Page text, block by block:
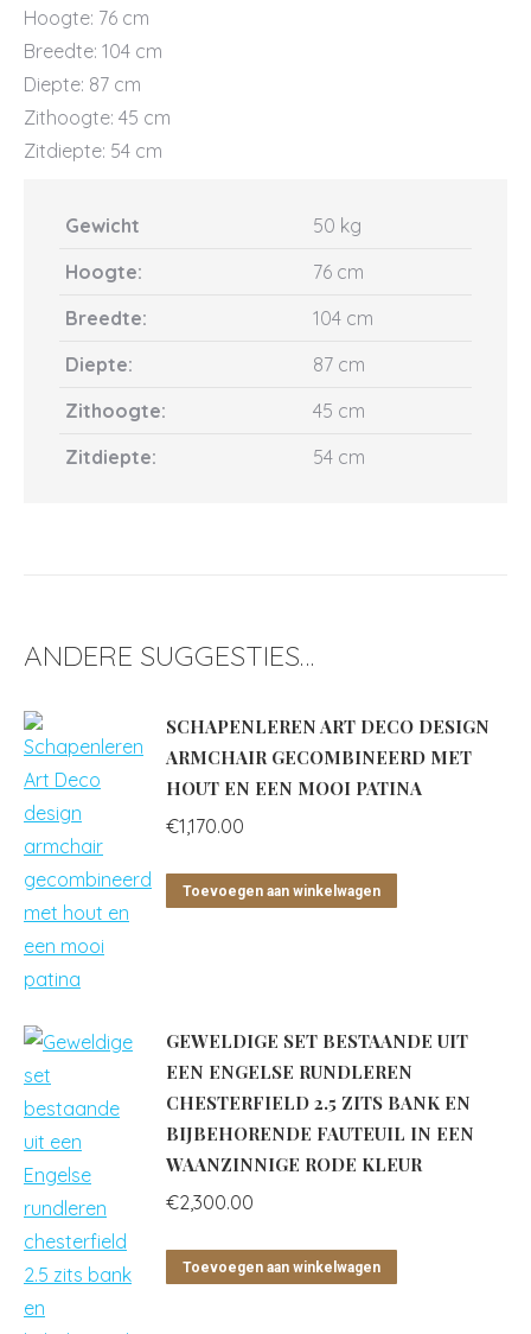
Hoogte: 76 cm
Breedte: 104 cm
Diepte: 87 cm
Zithoogte: 45 cm
Zitdiepte: 54 cm
Gewicht
50 kg
Hoogte:
76 cm
Breedte:
104 cm
Diepte:
87 cm
Zithoogte:
45 cm
Zitdiepte:
54 cm
ANDERE SUGGESTIES…
SCHAPENLEREN ART DECO DESIGN
ARMCHAIR GECOMBINEERD MET
HOUT EN EEN MOOI PATINA
€1,170.00
Toevoegen aan winkelwagen
GEWELDIGE SET BESTAANDE UIT
EEN ENGELSE RUNDLEREN
CHESTERFIELD 2.5 ZITS BANK EN
BIJBEHORENDE FAUTEUIL IN EEN
WAANZINNIGE RODE KLEUR
€2,300.00
Toevoegen aan winkelwagen